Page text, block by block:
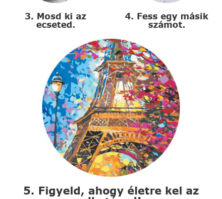
3. Mosd ki az
ecseted.
4. Fess egy másik
számot.
5. Figyeld, ahogy életre kel az